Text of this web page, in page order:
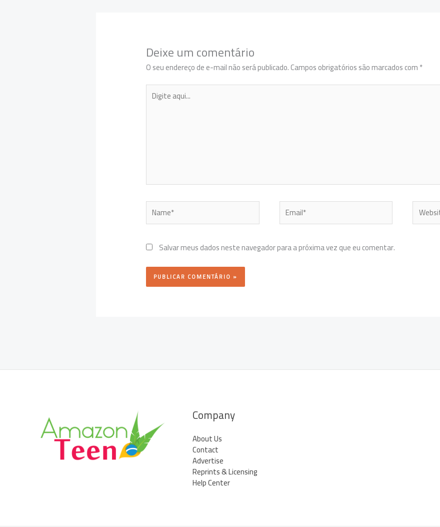
Deixe um comentário
O seu endereço de e-mail não será publicado.Campos obrigatórios são marcados com*
Digite
aqui...
Name* Email* Website
Salvar meus dados neste navegador para a próxima vez que eu comentar.
Company
About Us
Contact
Advertise
Reprints & Licensing
Help Center